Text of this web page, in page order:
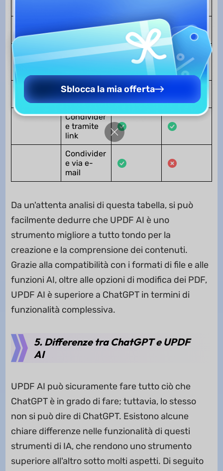
Annotare il
testo
Protezione
ne
Copiare il
testo
Condivider
e tramite
link
Condivider
e via e-
mail
Da un'attenta analisi di questa tabella, si può
facilmente dedurre che UPDF AI è uno
strumento migliore a tutto tondo per la
creazione e la comprensione dei contenuti.
Grazie alla compatibilità con i formati di file e alle
funzioni AI, oltre alle opzioni di modifica dei PDF,
UPDF AI è superiore a ChatGPT in termini di
funzionalità complessiva.
5. Differenze tra ChatGPT e UPDF
AI
UPDF AI può sicuramente fare tutto ciò che
ChatGPT è in grado di fare; tuttavia, lo stesso
non si può dire di ChatGPT. Esistono alcune
chiare differenze nelle funzionalità di questi
strumenti di IA, che rendono uno strumento
superiore all'altro sotto molti aspetti. Di seguito
Sblocca la mia offerta